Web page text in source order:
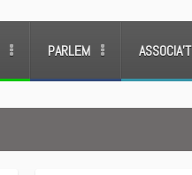
PARLEM ASSOCIA’T